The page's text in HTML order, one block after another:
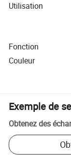
Utilisation
Fonction
Couleur
Exemple de
Obtenez des